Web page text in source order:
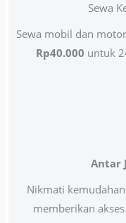
Sewa
Sewa mobil dan
Rp40.000 untuk
Antar
Nikmati
memberikan